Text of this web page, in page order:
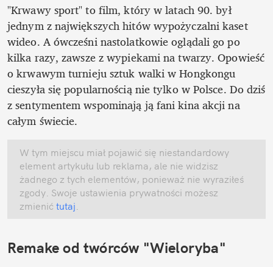
"Krwawy sport" to film, który w latach 90. był
jednym z największych hitów wypożyczalni kaset
wideo. A ówcześni nastolatkowie oglądali go po
kilka razy, zawsze z wypiekami na twarzy. Opowieść
o krwawym turnieju sztuk walki w Hongkongu
cieszyła się popularnością nie tylko w Polsce. Do dziś
z sentymentem wspominają ją fani kina akcji na
całym świecie.
W tym miejscu miał pojawić się niestandardowy
element artykułu lub reklama, ale nie widzisz
żadnego z tych elementów, ponieważ nie wyraziłeś
zgody. Swoje ustawienia prywatności możesz
zmienić tutaj.
Remake od twórców "Wieloryba"